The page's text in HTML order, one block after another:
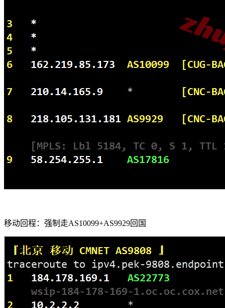
移动回程：强制走AS10099+AS9929回国